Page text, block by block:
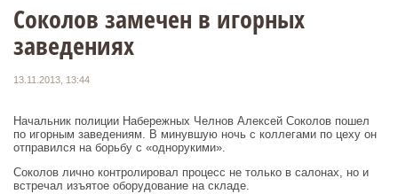
Соколов замечен в игорных
заведениях
13.11.2013, 13:44
Начальник полиции Набережных Челнов Алексей Соколов пошел
по игорным заведениям. В минувшую ночь с коллегами по цеху он
отправился на борьбу с «однорукими».
Соколов лично контролировал процесс не только в салонах, но и
встречал изъятое оборудование на складе.